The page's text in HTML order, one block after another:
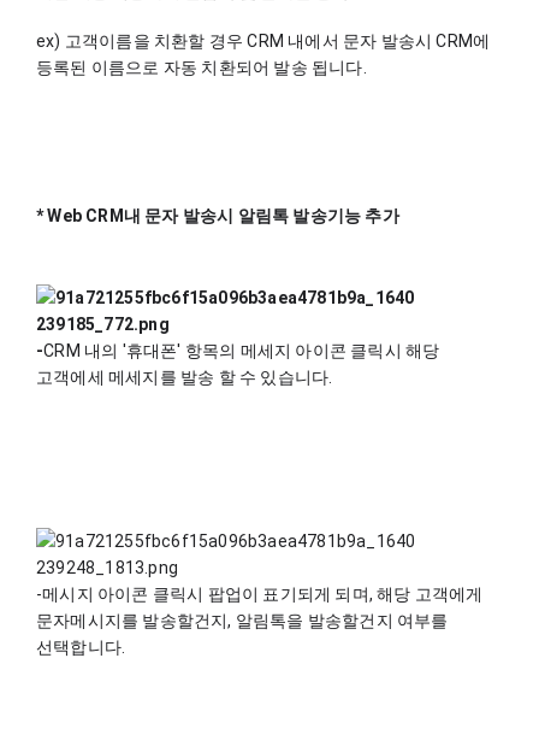
ex) 고객이름을 치환할 경우 CRM 내에서 문자 발송시 CRM에
등록된 이름으로 자동 치환되어 발송 됩니다.
* Web CRM내 문자 발송시 알림톡 발송기능 추가
-​CRM 내의 '휴대폰' 항목의 메세지 아이콘 클릭시 해당
고객에세 메세지를 발송 할 수 있습니다.
-메시지 아이콘 클릭시 팝업이 표기되게 되며, 해당 고객에게
문자메시지를 발송할건지, 알림톡을 발송할건지 여부를
선택합니다.